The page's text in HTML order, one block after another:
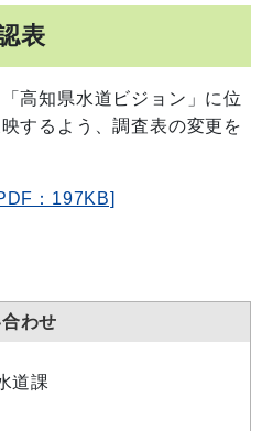
表
高知県水道ビジョン」に位
するよう、調査表の変更を
：197KB]
わせ
道課